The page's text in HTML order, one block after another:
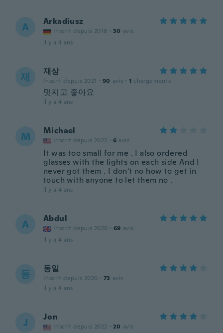
A Arkadiusz
Inscrit depuis 2016 · 30 avis
il y a 4 ans
재 재상
Inscrit depuis 2021 · 90 avis · 1 chargements
멋지고 좋아요
il y a 4 ans
M Michael
Inscrit depuis 2022 · 6 avis
It was too small for me . I also ordered
glasses with the lights on each side And I
never got them . I don't no how to get in
touch with anyone to let them no .
il y a 4 ans
A Abdul
Inscrit depuis 2020 · 69 avis
il y a 4 ans
동 동일
Inscrit depuis 2020 · 73 avis
il y a 4 ans
J Jon
Inscrit depuis 2022 · 20 avis